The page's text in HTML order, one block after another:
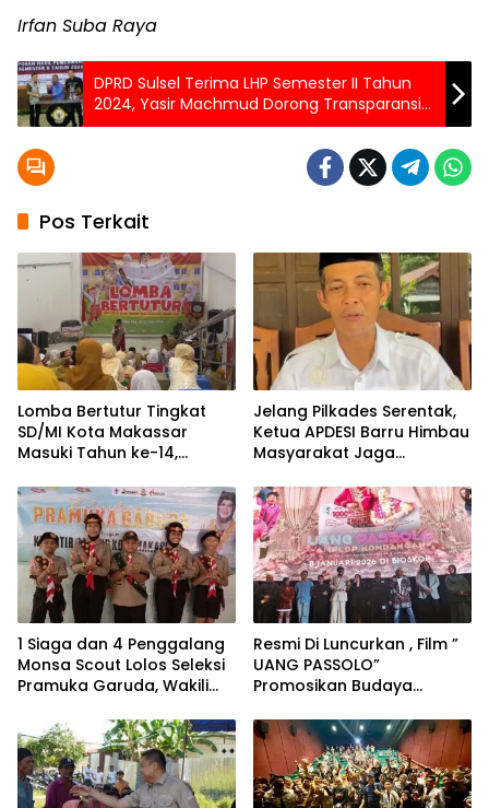
Irfan Suba Raya
DPRD Sulsel Terima LHP Semester II Tahun
2024, Yasir Machmud Dorong Transparansi
dan Akuntabilitas Keuangan Daerah
Pos Terkait
Lomba Bertutur Tingkat
SD/MI Kota Makassar
Masuki Tahun ke-14,
Nasional
Jelang Pilkades Serentak,
Ketua APDESI Barru Himbau
Masyarakat Jaga
1 Siaga dan 4 Penggalang
Monsa Scout Lolos Seleksi
Pramuka Garuda, Wakili
Resmi Di Luncurkan , Film ”
UANG PASSOLO”
Promosikan Budaya
Ekonomi Kreatif